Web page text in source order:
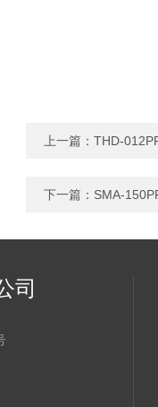
上一篇： THD-
下一篇： SMA-
司